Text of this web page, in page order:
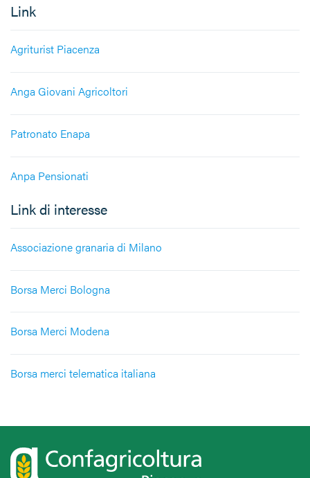
Link
Agriturist Piacenza
Anga Giovani Agricoltori
Patronato Enapa
Anpa Pensionati
Link di interesse
Associazione granaria di Milano
Borsa Merci Bologna
Borsa Merci Modena
Borsa merci telematica italiana